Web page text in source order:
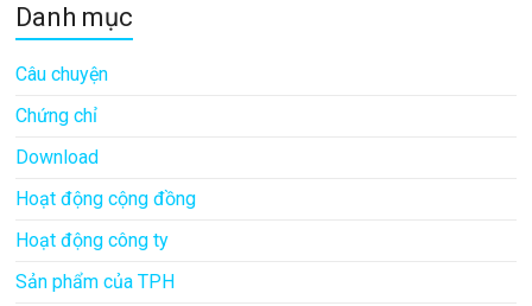
Danh mục
Câu chuyện
Chứng chỉ
Download
Hoạt động cộng đồng
Hoạt động công ty
Sản phẩm của TPH